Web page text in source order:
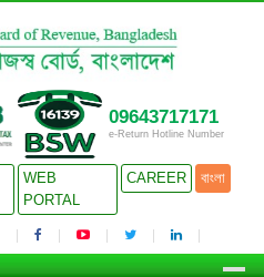
09643717171
e-Return Hotline Number
WEB
PORTAL
CAREER বাংলা